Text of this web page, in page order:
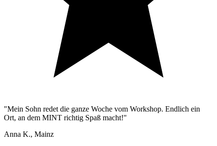
"Mein Sohn redet die ganze Woche vom Workshop. Endlich ein
Ort, an dem MINT richtig Spaß macht!"
Anna K., Mainz